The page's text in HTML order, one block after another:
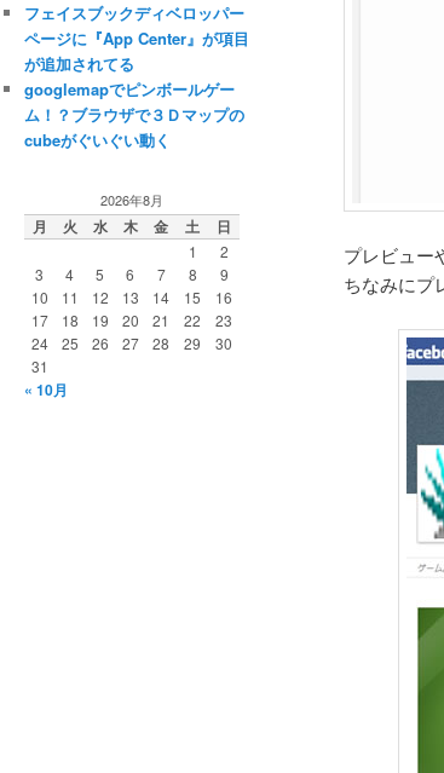
プレビュー
ちなみにプ
フェイスブックディベロッパー
ページに『App Center』が項目
が追加されてる
googlemapでピンボールゲー
ム！？ブラウザで３Ｄマップの
cubeがぐいぐい動く
2026年8月
月 火 水 木 金 土 日
1
2
3
4 5 6 7 8
9
10
11 12 13 14 15
16
17
18 19 20 21 22
23
24
25 26 27 28 29
30
31
« 10月